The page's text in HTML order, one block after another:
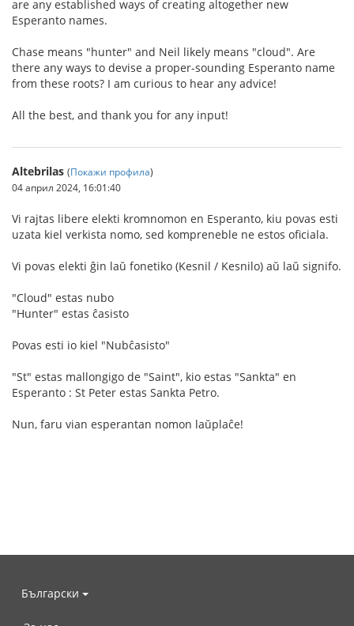
are any established ways of creating altogether new
Esperanto names.
Chase means "hunter" and Neil likely means "cloud". Are
there any ways to devise a proper-sounding Esperanto name
from these roots? I am curious to hear any advice!
All the best, and thank you for any input!
Altebrilas (Покажи профила)
04 април 2024, 16:01:40
Vi rajtas libere elekti kromnomon en Esperanto, kiu povas esti
uzata kiel verkista nomo, sed kompreneble ne estos oficiala.
Vi povas elekti ĝin laŭ fonetiko (Kesnil / Kesnilo) aŭ laŭ signifo.
"Cloud" estas nubo
"Hunter" estas ĉasisto
Povas esti io kiel "Nubĉasisto"
"St" estas mallongigo de "Saint", kio estas "Sankta" en
Esperanto : St Peter estas Sankta Petro.
Nun, faru vian esperantan nomon laŭplaĉe!
Български